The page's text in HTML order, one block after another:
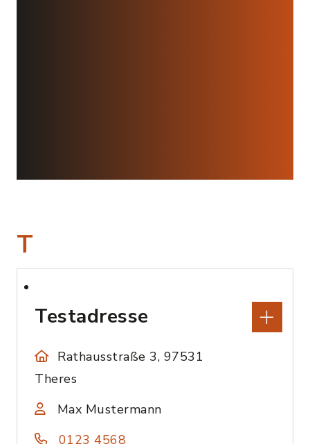
T
Testadresse
Rathausstraße 3, 97531
Theres
Max Mustermann
0123 4568